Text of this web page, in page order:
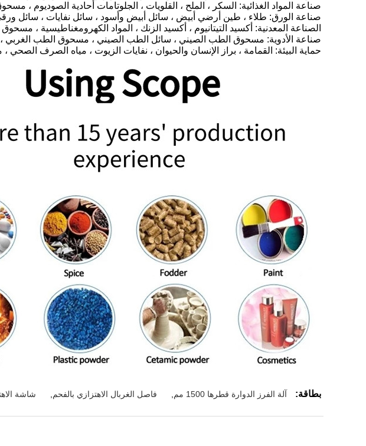
صناعة المواد الغذائية: السكر ، الملح ، القلويات ، الجلوتامات أحادية الصوديوم ،
صناعة الورق: طلاء ، طين أرضي أبيض ، سائل أبيض وأسود ، سائل نفايات ، سائل
الصناعة المعدنية: أكسيد التيتانيوم ، أكسيد الزنك ، المواد الكهرومغناطيسية ،
صناعة الأدوية: مسحوق الطب الصيني ، سائل الطب الصيني ، مسحوق الطب الغربي ،
حماية البيئة: القمامة ، براز الإنسان والحيوان ، نفايات الزيوت ، مياه الصرف
بطاقة: آلة الفرز الدوارة قطرها 1500 مم فاصل الغربال الاهتزازي بالفحم شاشة